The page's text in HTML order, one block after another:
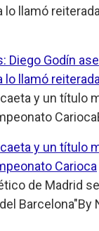
lo llamó
Diego Godín
lo llamó
y un título
Carioca
y un título
Carioca
de Madrid
Barcelona"By